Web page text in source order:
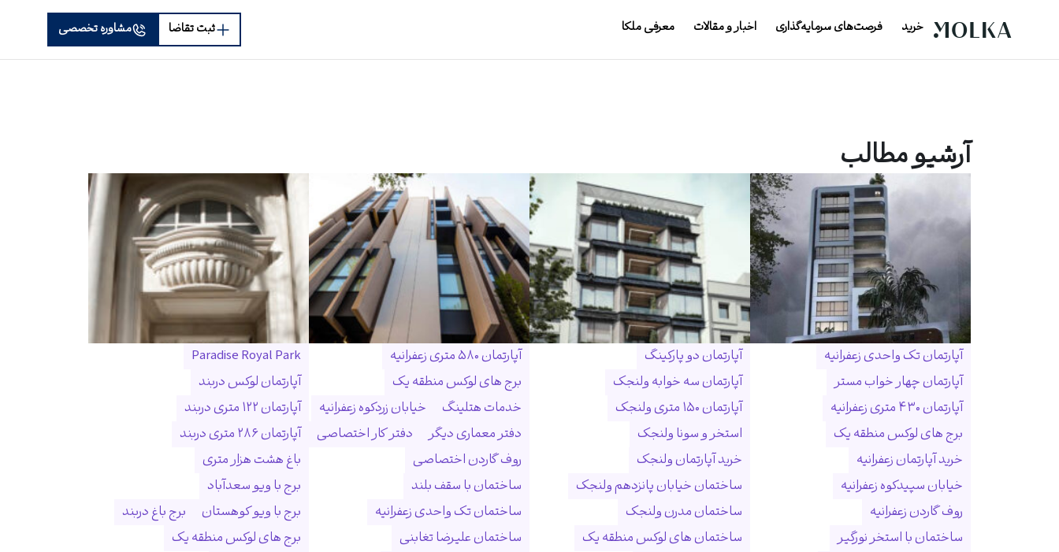
خرید فرصت‌های سرمایه‌گذاری اخبار و مقالات معرفی ملکا ثبت تقاضا مشاوره تخصصی
آرشیو مطالب
آپارتمان تک واحدی زعفرانیه
آپارتمان چهار خواب مستر
آپارتمان ۴۳۰ متری زعفرانیه
برج های لوکس منطقه یک
خرید آپارتمان زعفرانیه
خیابان سپیدکوه زعفرانیه
روف گاردن زعفرانیه
ساختمان با استخر نورگیر
آپارتمان دو پارکینگ
آپارتمان سه خوابه ولنجک
آپارتمان ۱۵۰ متری ولنجک
استخر و سونا ولنجک
خرید آپارتمان ولنجک
ساختمان خیابان پانزدهم ولنجک
ساختمان مدرن ولنجک
ساختمان های لوکس منطقه یک
آپارتمان ۵۸۰ متری زعفرانیه
برج های لوکس منطقه یک
خدمات هتلینگ
خیابان زردکوه زعفرانیه
دفتر معماری دیگر
دفتر کار اختصاصی
روف گاردن اختصاصی
ساختمان با سقف بلند
ساختمان تک واحدی زعفرانیه
ساختمان علیرضا تغابنی
Paradise Royal Park
آپارتمان لوکس دربند
آپارتمان ۱۲۲ متری دربند
آپارتمان ۲۸۶ متری دربند
باغ هشت هزار متری
برج با ویو سعدآباد
برج با ویو کوهستان
برج باغ دربند
برج های لوکس منطقه یک